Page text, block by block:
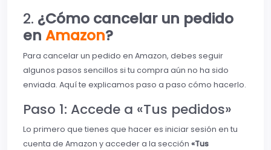
2. ¿Cómo cancelar un pedido
en Amazon?
Para cancelar un pedido en Amazon, debes seguir
algunos pasos sencillos si tu compra aún no ha sido
enviada. Aquí te explicamos paso a paso cómo hacerlo.
Paso 1: Accede a «Tus pedidos»
Lo primero que tienes que hacer es iniciar sesión en tu
cuenta de Amazon y acceder a la sección «Tus